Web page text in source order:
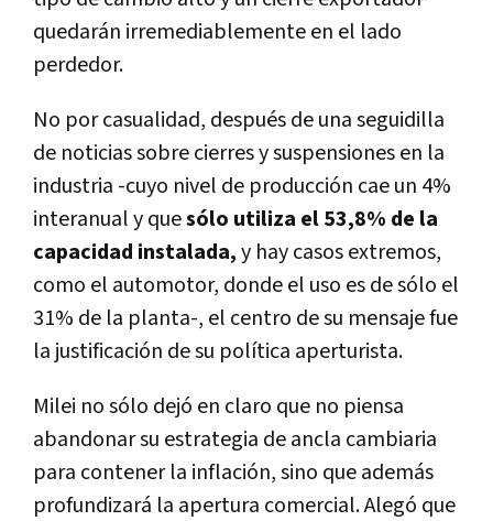
quedarán irremediablemente en el lado
perdedor.
No por casualidad, después de una seguidilla
de noticias sobre cierres y suspensiones en la
industria -cuyo nivel de producción cae un 4%
interanual y quesólo utiliza el53,8% de la
capacidad instalada,y hay casos extremos,
como el automotor, donde el uso es de sólo el
31% de la planta-, el centro de su mensaje fue
la justificación de su política aperturista.
Milei no sólo dejó en claro que no piensa
abandonar su estrategia de ancla cambiaria
para contener la inflación, sino que además
profundizará la apertura comercial. Alegó que